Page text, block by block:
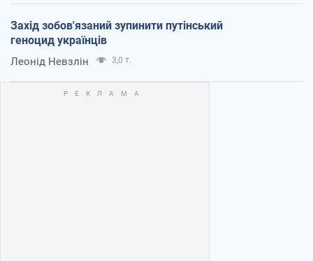
Захід зобов'язаний зупинити путінський
геноцид українців
Леонід Невзлін 3,0 т.